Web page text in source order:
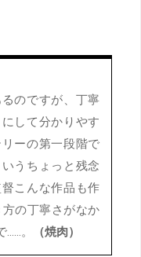
のですが、丁寧
して分かりやす
ーの第一段階で
うちょっと残念
こんな作品も作
の丁寧さがなか
。
（焼肉）